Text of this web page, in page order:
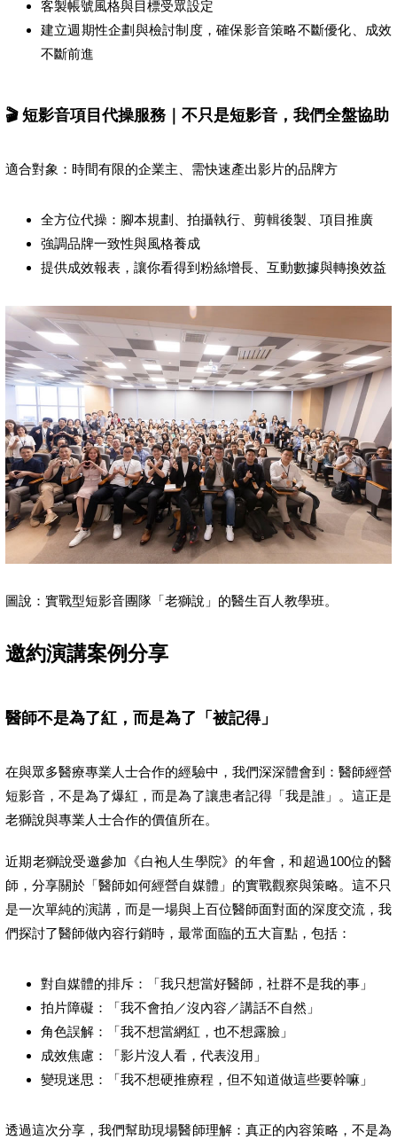
客製帳號風格與目標受眾設定
建立週期性企劃與檢討制度，確保影音策略不斷優化、成效
不斷前進
🎬 短影音項目代操服務｜不只是短影音，我們全盤協助
適合對象：時間有限的企業主、需快速產出影片的品牌方
全方位代操：腳本規劃、拍攝執行、剪輯後製、項目推廣
強調品牌一致性與風格養成
提供成效報表，讓你看得到粉絲增長、互動數據與轉換效益
圖說：實戰型短影音團隊「老獅說」的醫生百人教學班。
邀約演講案例分享
醫師不是為了紅，而是為了「被記得」
在與眾多醫療專業人士合作的經驗中，我們深深體會到：醫師經營
短影音，不是為了爆紅，而是為了讓患者記得「我是誰」。這正是
老獅說與專業人士合作的價值所在。
近期老獅說受邀參加《白袍人生學院》的年會，和超過100位的醫
師，分享關於「醫師如何經營自媒體」的實戰觀察與策略。這不只
是一次單純的演講，而是一場與上百位醫師面對面的深度交流，我
們探討了醫師做內容行銷時，最常面臨的五大盲點，包括：
對自媒體的排斥：「我只想當好醫師，社群不是我的事」
拍片障礙：「我不會拍／沒內容／講話不自然」
角色誤解：「我不想當網紅，也不想露臉」
成效焦慮：「影片沒人看，代表沒用」
變現迷思：「我不想硬推療程，但不知道做這些要幹嘛」
透過這次分享，我們幫助現場醫師理解：真正的內容策略，不是為